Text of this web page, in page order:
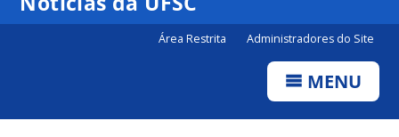
Área Restrita Administradores do Site
MENU